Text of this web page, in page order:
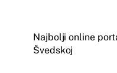
Najbolji online
Švedskoj